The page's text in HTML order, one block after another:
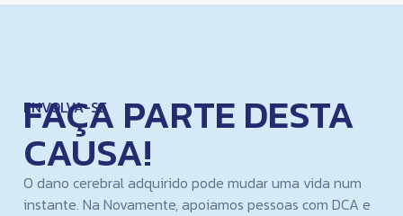
ENVOLVA-SE
FAÇA PARTE DESTA
CAUSA!
O dano cerebral adquirido pode mudar uma vida num
instante. Na Novamente, apoiamos pessoas com DCA e